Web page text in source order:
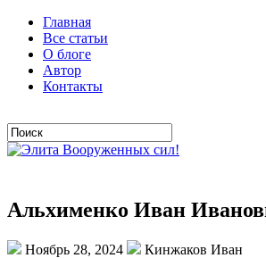
Главная
Все статьи
О блоге
Автор
Контакты
Альхименко Иван
Ноябрь 28, 2024
Кинжаков Иван